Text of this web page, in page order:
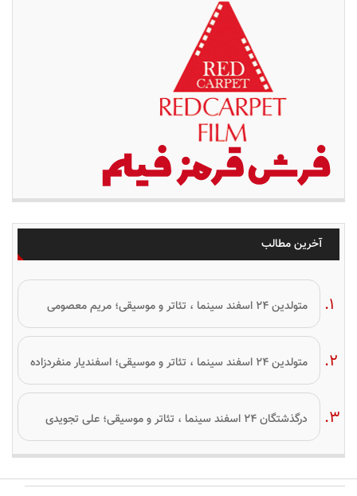
آخرین مطالب
متولدین ۲۴ اسفند سینما ، تئاتر و موسیقی؛ مریم معصومی
متولدین ۲۴ اسفند سینما ، تئاتر و موسیقی؛ اسفندیار منفردزاده
درگذشتگان ۲۴ اسفند سینما ، تئاتر و موسیقی؛ علی تجویدی